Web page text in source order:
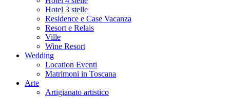
Hotel 3 stelle
Residence e Case Vacanza
Resort e Relais
Ville
Wine Resort
Wedding
Location Eventi
Matrimoni in Toscana
Arte
Artigianato artistico